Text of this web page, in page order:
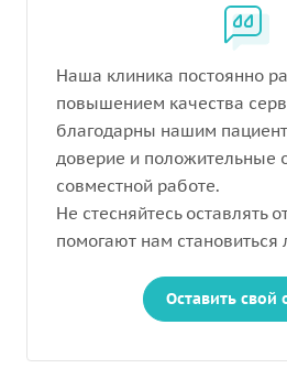
Наша клиника постоянно
повышением качества
благодарны нашим
доверие и положительные
совместной работе.
Не стесняйтесь оставлять
помогают нам становиться
Оставить свой